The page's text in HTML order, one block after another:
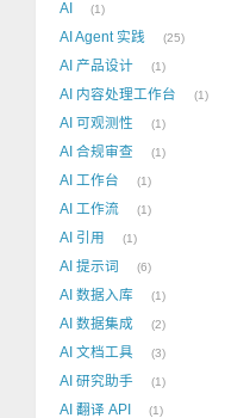
AI 1
AI Agent 实践 25
AI 产品设计 1
AI 内容处理工作台 1
AI 可观测性 1
AI 合规审查 1
AI 工作台 1
AI 工作流 1
AI 引用 1
AI 提示词 6
AI 数据入库 1
AI 数据集成 2
AI 文档工具 3
AI 研究助手 1
AI 翻译 API 1